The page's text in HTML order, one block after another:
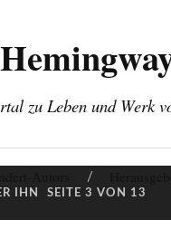
zu Leben und Werk
IHN SEITE 3 VON 13